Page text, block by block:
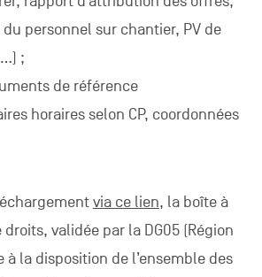
personnel sur chantier, PV de
;
de référence
horaires selon CP, coordonnées
via ce lien, la boîte à
validée par la DG05 (Région
à la disposition de l’ensemble des